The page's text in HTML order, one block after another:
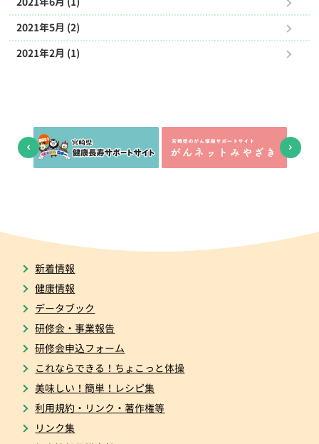
2021年5月 (2)
2021年2月 (1)
新着情報
健康情報
データブック
研修会・事業報告
研修会申込フォーム
これならできる！ちょこっと体操
美味しい！簡単！レシピ集
利用規約・リンク・著作権等
リンク集